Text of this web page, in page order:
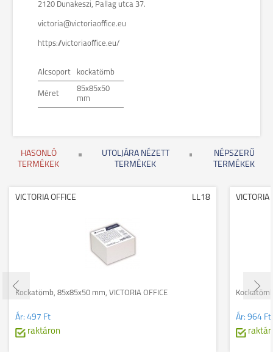
2120 Dunakeszi, Pallag utca 37.
victoria@victoriaoffice.eu
https://victoriaoffice.eu/
Alcsoport kockatömb
Méret
85x85x50
mm
HASONLÓ
TERMÉKEK
UTOLJÁRA NÉZETT
TERMÉKEK
NÉPSZERŰ
TERMÉKEK
VICTORIA OFFICE LL18
Kockatömb, 85x85x50 mm, VICTORIA OFFICE
Ár: 497 Ft
raktáron
VICTORIA
Ár: 964 Ft